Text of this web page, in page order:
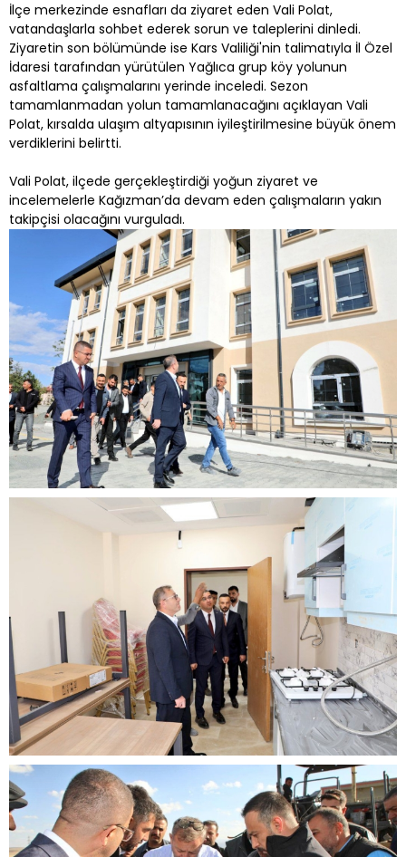
İlçe merkezinde esnafları da ziyaret eden Vali Polat,
vatandaşlarla sohbet ederek sorun ve taleplerini dinledi.
Ziyaretin son bölümünde ise Kars Valiliği'nin talimatıyla İl Özel
İdaresi tarafından yürütülen Yağlıca grup köy yolunun
asfaltlama çalışmalarını yerinde inceledi. Sezon
tamamlanmadan yolun tamamlanacağını açıklayan Vali
Polat, kırsalda ulaşım altyapısının iyileştirilmesine büyük önem
verdiklerini belirtti.
Vali Polat, ilçede gerçekleştirdiği yoğun ziyaret ve
incelemelerle Kağızman’da devam eden çalışmaların yakın
takipçisi olacağını vurguladı.